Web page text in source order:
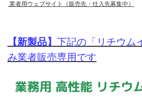
業者用ウェブサイト（販売先・仕入先募集中）
【新製品】 下記の「リチウム
み業者販売専用です